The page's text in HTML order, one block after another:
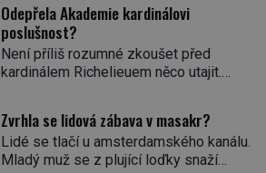
Odepřela Akademie kardinálovi
poslušnost?
Není příliš rozumné zkoušet před
kardinálem Richelieuem něco utajit.
rázně zatočit. Od roku 1629 se
setkávají v pařížském domě
spisovatele Valentina Conrarta (1603–
Zvrhla se lidová zábava v masakr?
Lidé se tlačí u amsterdamského kanálu.
Mladý muž se z plující loďky snaží